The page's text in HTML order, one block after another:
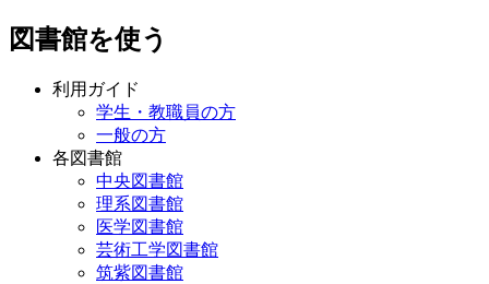
図書館を使う
利用ガイド
学生・教職員の方
一般の方
各図書館
中央図書館
理系図書館
医学図書館
芸術工学図書館
筑紫図書館